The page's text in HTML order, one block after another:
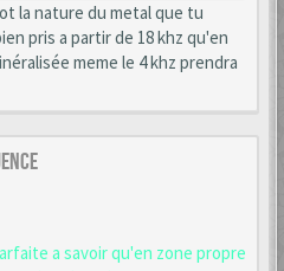
la nature du metal que tu
pris a partir de 18 khz qu'en
meme le 4 khz prendra
a savoir qu'en zone propre